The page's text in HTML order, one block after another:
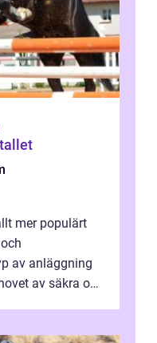
mer populärt
av anläggning
av säkra och